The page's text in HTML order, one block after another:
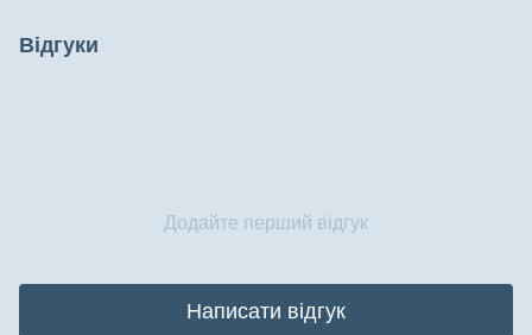
Відгуки
Додайте перший відгук
Написати відгук